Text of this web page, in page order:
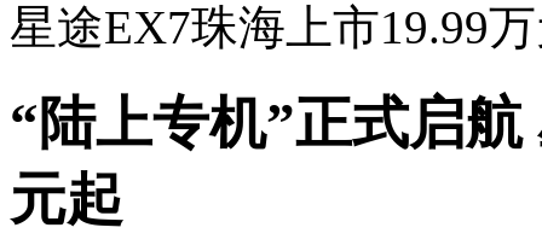
星途EX7珠海上市19.99
“陆上专机”正式启
元起